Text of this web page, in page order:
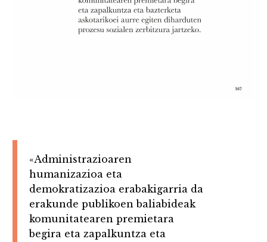
«Administrazioaren
humanizazioa eta
demokratizazioa erabakigarria da
erakunde publikoen baliabideak
komunitatearen premietara
begira eta zapalkuntza eta